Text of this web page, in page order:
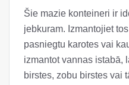
Šie mazie konteineri ir
jebkuram. Izmantojiet
pasniegtu karotes vai
izmantot vannas istabā,
birstes, zobu birstes vai